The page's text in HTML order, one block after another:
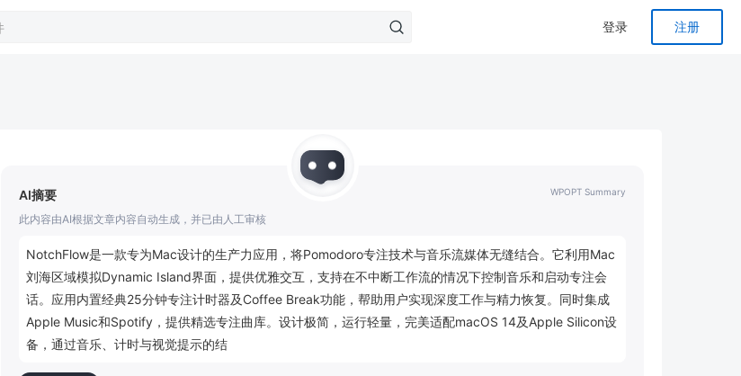
登录 注册
AI摘要
此内容由AI根据文章内容自动生成，并已由人工审核
WPOPT Summary
NotchFlow是一款专为Mac设计的生产力应用，将Pomodoro专注技术与音乐流媒体无缝结合。它利用Mac
刘海区域模拟Dynamic Island界面，提供优雅交互，支持在不中断工作流的情况下控制音乐和启动专注会
话。应用内置经典25分钟专注计时器及Coffee Break功能，帮助用户实现深度工作与精力恢复。同时集成
Apple Music和Spotify，提供精选专注曲库。设计极简，运行轻量，完美适配macOS 14及Apple Silicon设
备，通过音乐、计时与视觉提示的结合，助力用户提升生产力并营造沉浸式工作环